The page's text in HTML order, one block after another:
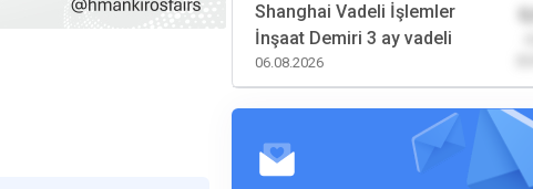
Shanghai Vadeli İşlemler
İnşaat Demiri 3 ay vadeli
06.08.2026